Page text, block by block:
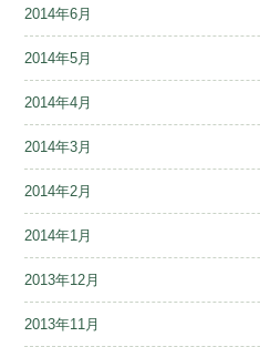
2014年6月
2014年5月
2014年4月
2014年3月
2014年2月
2014年1月
2013年12月
2013年11月